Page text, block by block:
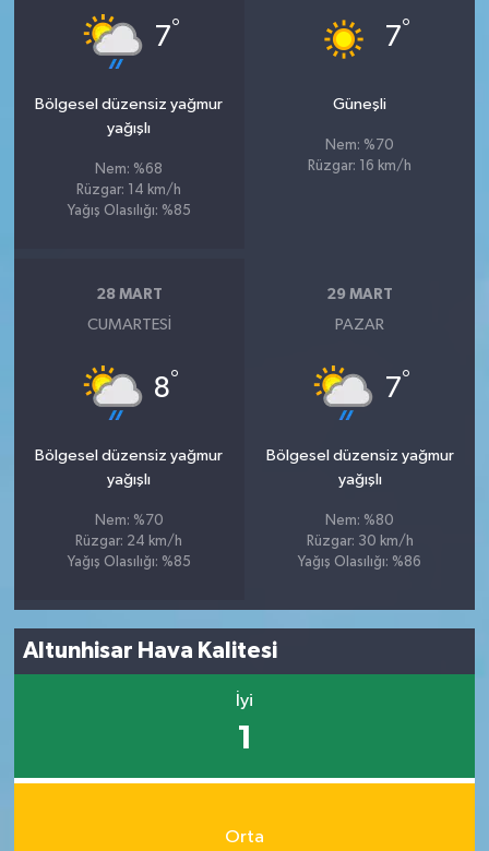
7°
Bölgesel düzensiz yağmur
yağışlı
Nem: %68
Rüzgar: 14 km/h
Yağış Olasılığı: %85
7°
Güneşli
Nem: %70
Rüzgar: 16 km/h
28 MART
CUMARTESI
8°
Bölgesel düzensiz yağmur
yağışlı
Nem: %70
Rüzgar: 24 km/h
Yağış Olasılığı: %85
29 MART
PAZAR
7°
Bölgesel düzensiz yağmur
yağışlı
Nem: %80
Rüzgar: 30 km/h
Yağış Olasılığı: %86
Altunhisar Hava Kalitesi
İyi
1
Orta